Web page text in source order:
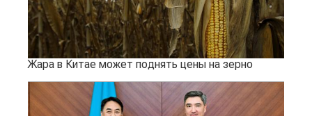
Жара в Китае может поднять цены на зерно